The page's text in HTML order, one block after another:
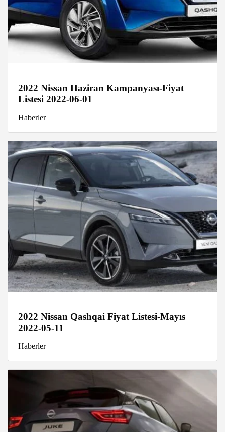
2022 Nissan Haziran Kampanyası-Fiyat
Listesi 2022-06-01
Haberler
2022 Nissan Qashqai Fiyat Listesi-Mayıs
2022-05-11
Haberler